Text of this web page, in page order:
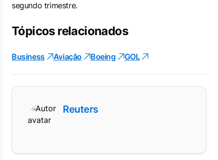
segundo trimestre.
Tópicos relacionados
Business Aviação Boeing GOL
Reuters